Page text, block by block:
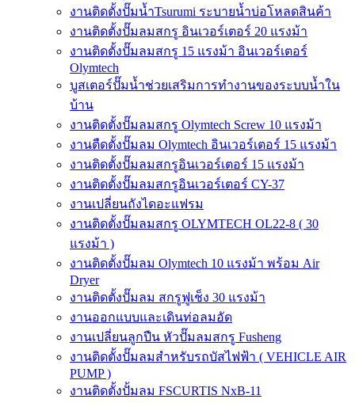
งานติดตั้งปั๊มน้ำTsurumi ระบายน้ำบ่อโหลดสินค้า
งานติดตั้งปั๊มลมสกรู อินเวอร์เตอร์ 20 แรงม้า
งานติดตั้งปั๊มลมสกรู 15 แรงม้า อินเวอร์เตอร์
Olymtech
บูสเตอร์ปั๊มน้ำช่วยเสริมการทำงานของระบบน้ำใน
บ้าน
งานติดตั้งปั๊มลมสกรู Olymtech Screw 10 แรงม้า
งานตืดตั้งปั๊มลม Olymtech อินเวอร์เตอร์ 15 แรงม้า
งานติดตั้งปั๊มลมสกรูอินเวอร์เตอร์ 15 แรงม้า
งานติดตั้งปั๊มลมสกรูอินเวอร์เตอร์ CY-37
งานเปลี่ยนถังไดอะแฟรม
งานติดตั้งปั๊มลมสกรู OLYMTECH OL22-8 ( 30
แรงม้า )
งานติดตั้งปั๊มลม Olymtech 10 แรงม้า พร้อม Air
Dryer
งานติดตั้งปั๊มลม สกรูฟูเช็ง 30 แรงม้า
งานออกแบบและเดินท่อลมอัด
งานเปลี่ยนลูกปืน หัวปั๊มลมสกรู Fusheng
งานติดตั้งปั๊มลมสำหรับรถบัสไฟฟ้า ( VEHICLE AIR
PUMP )
งานติดตั้งปั้มลม FSCURTIS NxB-11